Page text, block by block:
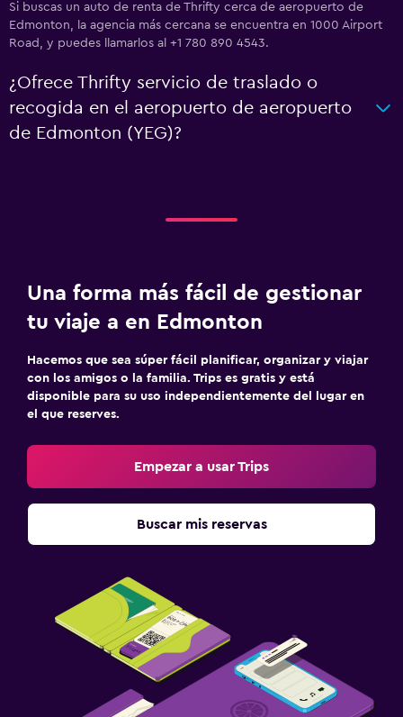
Si buscas un auto de renta de Thrifty cerca de aeropuerto de
Edmonton, la agencia más cercana se encuentra en 1000 Airport
Road, y puedes llamarlos al +1 780 890 4543.
¿Ofrece Thrifty servicio de traslado o
recogida en el aeropuerto de aeropuerto
de Edmonton (YEG)?
Una forma más fácil de gestionar
tu viaje a en Edmonton
Hacemos que sea súper fácil planificar, organizar y viajar
con los amigos o la familia. Trips es gratis y está
disponible para su uso independientemente del lugar en
el que reserves.
Empezar a usar Trips
Buscar mis reservas